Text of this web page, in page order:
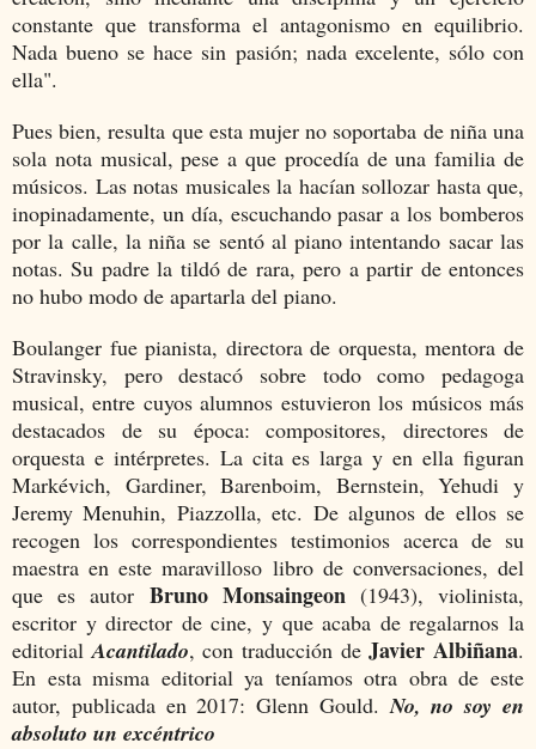
constante que transforma el antagonismo en equilibrio.
Nada bueno se hace sin pasión; nada excelente, sólo con
ella".
Pues bien, resulta que esta mujer no soportaba de niña una
sola nota musical, pese a que procedía de una familia de
músicos. Las notas musicales la hacían sollozar hasta que,
inopinadamente, un día, escuchando pasar a los bomberos
por la calle, la niña se sentó al piano intentando sacar las
notas. Su padre la tildó de rara, pero a partir de entonces
no hubo modo de apartarla del piano.
Boulanger fue pianista, directora de orquesta, mentora de
Stravinsky, pero destacó sobre todo como pedagoga
musical, entre cuyos alumnos estuvieron los músicos más
destacados de su época: compositores, directores de
orquesta e intérpretes. La cita es larga y en ella figuran
Markévich, Gardiner, Barenboim, Bernstein, Yehudi y
Jeremy Menuhin, Piazzolla, etc. De algunos de ellos se
recogen los correspondientes testimonios acerca de su
maestra en este maravilloso libro de conversaciones, del
que es autor Bruno Monsaingeon (1943), violinista,
escritor y director de cine, y que acaba de regalarnos la
editorial Acantilado, con traducción deJavier Albiñana.
En esta misma editorial ya teníamos otra obra de este
autor, publicada en 2017: Glenn Gould. No, no soy en
absoluto un excéntrico